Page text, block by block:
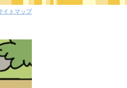
イトマップ